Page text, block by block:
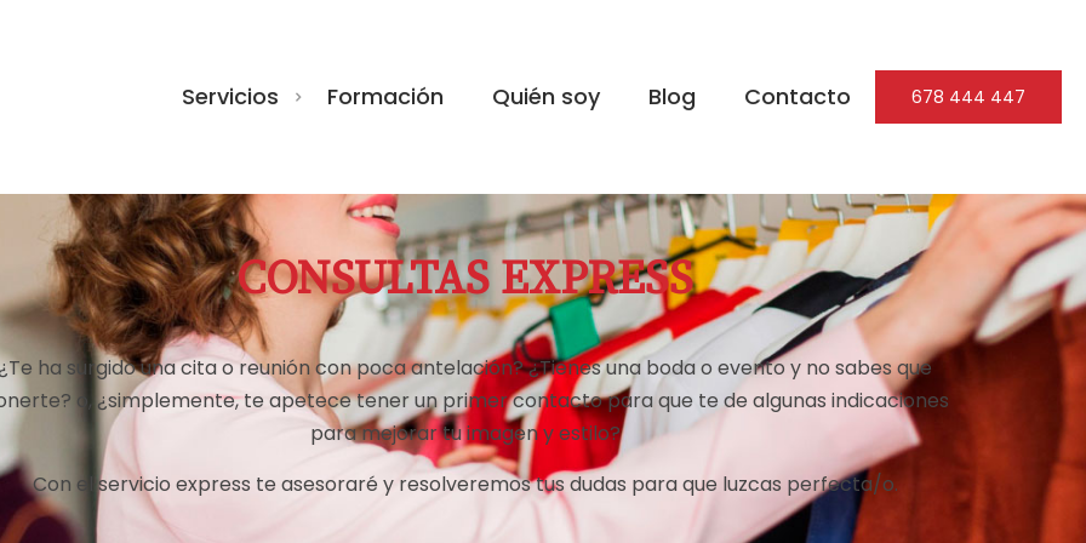
Servicios Formación Quién soy Blog Contacto 678 444 447
CONSULTAS EXPRESS
ha surgido una cita o reunión con poca antelación? ¿Tienes una boda o evento y no sabes que
o, ¿simplemente, te apetece tener un primer contacto para que te de algunas indicaciones
para mejorar tu imagen y estilo?
Con el servicio express te asesoraré y resolveremos tus dudas para que luzcas perfecta/o.